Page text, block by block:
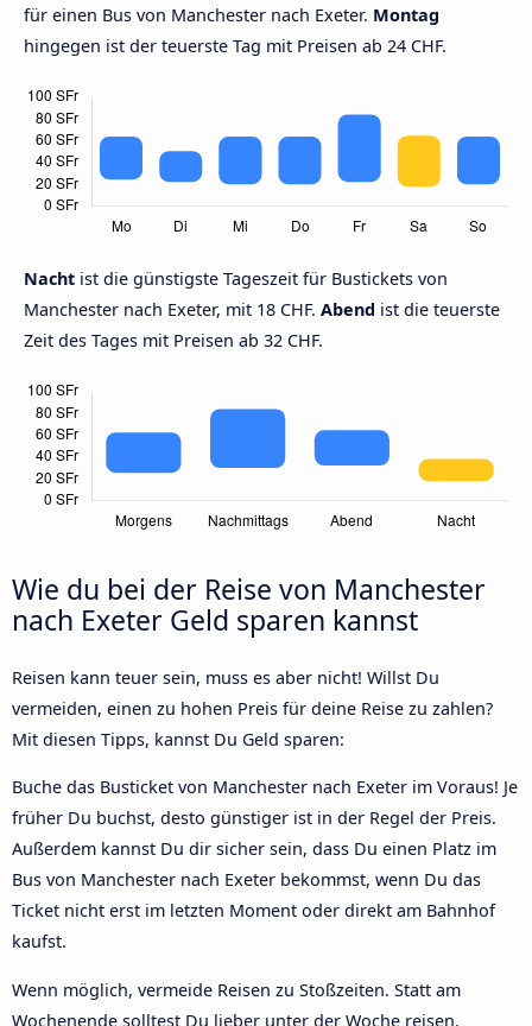
für einen Bus von Manchester nach Exeter. Montag
hingegen ist der teuerste Tag mit Preisen ab 24 CHF.
Nacht ist die günstigste Tageszeit für Bustickets von
Manchester nach Exeter, mit 18 CHF. Abend ist die teuerste
Zeit des Tages mit Preisen ab 32 CHF.
Wie du bei der Reise von Manchester
nach Exeter Geld sparen kannst
Reisen kann teuer sein, muss es aber nicht! Willst Du
vermeiden, einen zu hohen Preis für deine Reise zu zahlen?
Mit diesen Tipps, kannst Du Geld sparen:
Buche das Busticket von Manchester nach Exeter im Voraus! Je
früher Du buchst, desto günstiger ist in der Regel der Preis.
Außerdem kannst Du dir sicher sein, dass Du einen Platz im
Bus von Manchester nach Exeter bekommst, wenn Du das
Ticket nicht erst im letzten Moment oder direkt am Bahnhof
kaufst.
Wenn möglich, vermeide Reisen zu Stoßzeiten. Statt am
Wochenende solltest Du lieber unter der Woche reisen.